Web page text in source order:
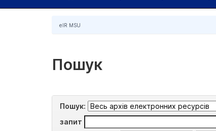
eIR MSU
Пошук
Пошук:
запит